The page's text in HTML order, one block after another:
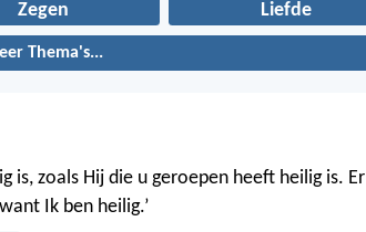
Zegen Liefde
Thema's...
is, zoals Hij die u geroepen heeft heilig is. Er
Ik ben heilig.’